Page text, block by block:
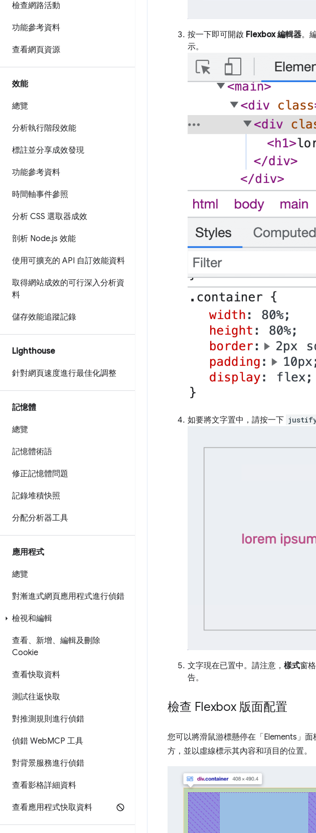
檢查網路活動
功能參考資料
查看網頁資源
效能
總覽
分析執行階段效能
標註並分享成效發現
功能參考資料
時間軸事件參照
分析 CSS 選取器成效
剖析 Node.js 效能
使用可擴充的 API 自訂效能資料
取得網站成效的可行深入分析資
料
儲存效能追蹤記錄
Lighthouse
針對網頁速度進行最佳化調整
記憶體
總覽
記憶體術語
修正記憶體問題
記錄堆積快照
分配分析器工具
應用程式
總覽
對漸進式網頁應用程式進行偵錯
檢視和編輯
查看、新增、編輯及刪除
Cookie
查看快取資料
測試往返快取
對推測規則進行偵錯
偵錯 WebMCP 工具
對背景服務進行偵錯
查看影格詳細資料
查看應用程式快取資料
按一下即可開啟 Flexbox 編輯器。
示。
如要將文字置中，請按一下
文字現在已置中。請注意， 樣式窗
告。
檢查 Flexbox 版面配置
您可以將滑鼠游標懸停在「Elements」 面
方，並以虛線標示其內容和項目的位置。